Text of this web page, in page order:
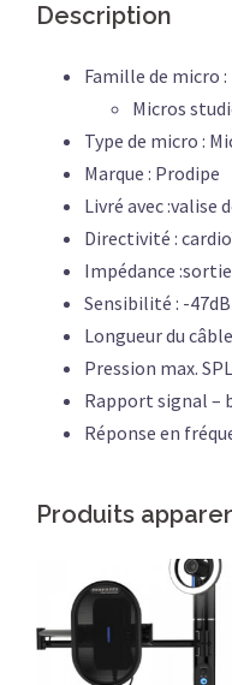
Description
Famille de micro :
Micros
Type de micro :
Marque : Prodipe
Livré avec :valise
Directivité :
Impédance
Sensibilité : -
Longueur du
Pression max.
Rapport signal –
Réponse en
Produits